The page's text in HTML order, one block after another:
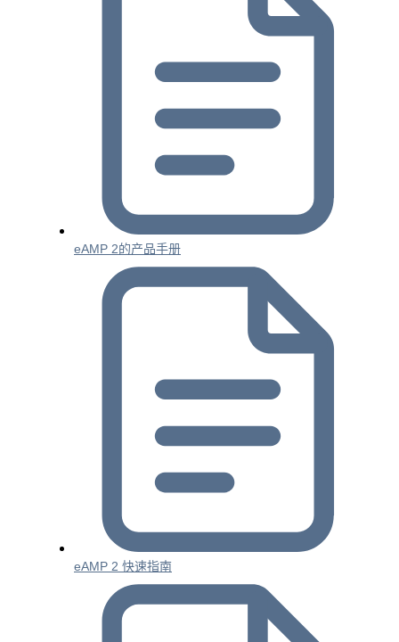
eAMP 2的产品手册
eAMP 2 快速指南